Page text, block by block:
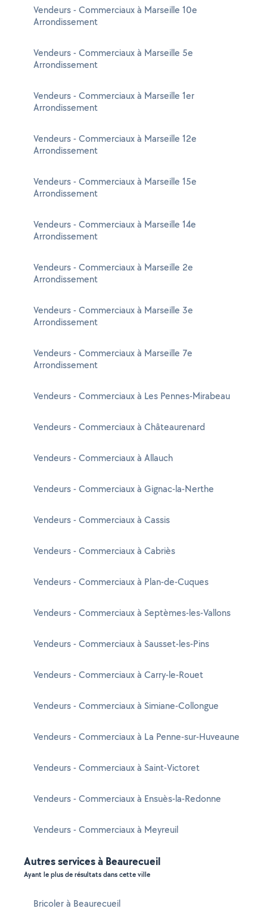
Vendeurs - Commerciaux à Marseille 10e
Arrondissement
Vendeurs - Commerciaux à Marseille 5e
Arrondissement
Vendeurs - Commerciaux à Marseille 1er
Arrondissement
Vendeurs - Commerciaux à Marseille 12e
Arrondissement
Vendeurs - Commerciaux à Marseille 15e
Arrondissement
Vendeurs - Commerciaux à Marseille 14e
Arrondissement
Vendeurs - Commerciaux à Marseille 2e
Arrondissement
Vendeurs - Commerciaux à Marseille 3e
Arrondissement
Vendeurs - Commerciaux à Marseille 7e
Arrondissement
Vendeurs - Commerciaux à Les Pennes-Mirabeau
Vendeurs - Commerciaux à Châteaurenard
Vendeurs - Commerciaux à Allauch
Vendeurs - Commerciaux à Gignac-la-Nerthe
Vendeurs - Commerciaux à Cassis
Vendeurs - Commerciaux à Cabriès
Vendeurs - Commerciaux à Plan-de-Cuques
Vendeurs - Commerciaux à Septèmes-les-Vallons
Vendeurs - Commerciaux à Sausset-les-Pins
Vendeurs - Commerciaux à Carry-le-Rouet
Vendeurs - Commerciaux à Simiane-Collongue
Vendeurs - Commerciaux à La Penne-sur-Huveaune
Vendeurs - Commerciaux à Saint-Victoret
Vendeurs - Commerciaux à Ensuès-la-Redonne
Vendeurs - Commerciaux à Meyreuil
Autres services à Beaurecueil
Ayant le plus de résultats dans cette ville
Bricoler à Beaurecueil